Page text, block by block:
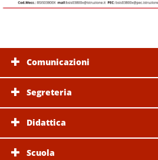
Comunicazioni
Segreteria
Didattica
Scuola